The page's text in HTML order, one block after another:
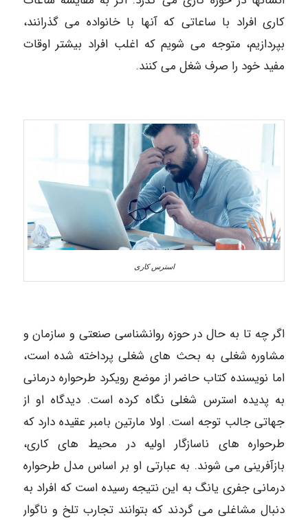
کاری افراد با ساعاتی که آنها با خانواده می گذرانند،
بپردازیم، متوجه می شویم که اغلب افراد بیشتر اوقات
مفید خود را صرف شغل می کنند.
استرس کاری
اگر چه تا به حال در حوزه روانشناسی صنعتی و سازمان و
مشاوره شغلی به بحث های شغلی پرداخته شده است،
اما نویسنده کتاب حاضر از موضع رویکرد طرحواره درمانی
به پدیده استرس شغلی نگاه کرده است. دیدگاه او از
جهاتی جالب توجه است. اولا مارتین بامبر عقیده دارد که
طرحواره های ناسازگار اولیه در محیط های کاری،
بازآفرینی می شوند. به عبارتی او بر اساس مدل طرحواره
درمانی جفری یانگ به این نتیجه رسیده است که افراد به
دنبال مشاغلی می گردند که بتوانند تجارب تلخ و ناگوار